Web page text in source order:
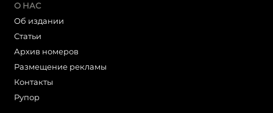
О НАС
Об издании
Статьи
Архив номеров
Размещение рекламы
Контакты
Рупор